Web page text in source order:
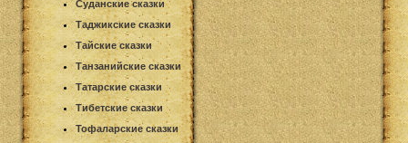
Суданские сказки
Таджикские сказки
Тайские сказки
Танзанийские сказки
Татарские сказки
Тибетские сказки
Тофаларские сказки